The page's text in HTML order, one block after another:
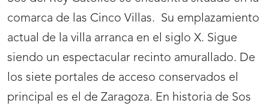
comarca de las Cinco Villas. Su emplazamiento
actual de la villa arranca en el siglo X. Sigue
siendo un espectacular recinto amurallado. De
los siete portales de acceso conservados el
principal es el de Zaragoza. En historia de Sos